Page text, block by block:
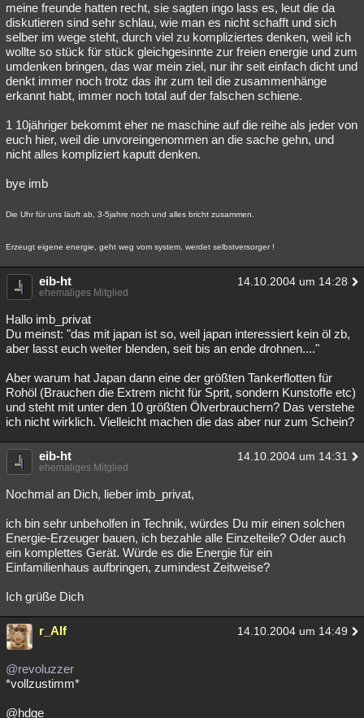
meine freunde hatten recht, sie sagten ingo lass es, leut die da
diskutieren sind sehr schlau, wie man es nicht schafft und sich
selber im wege steht, durch viel zu kompliziertes denken, weil ich
wollte so stück für stück gleichgesinnte zur freien energie und zum
umdenken bringen, das war mein ziel, nur ihr seit einfach dicht und
denkt immer noch trotz das ihr zum teil die zusammenhänge
erkannt habt, immer noch total auf der falschen schiene.
1 10jähriger bekommt eher ne maschine auf die reihe als jeder von
euch hier, weil die unvoreingenommen an die sache gehn, und
nicht alles kompliziert kaputt denken.
bye imb
Die Uhr für uns läuft ab, 3-5jahre noch und alles bricht zusammen.
Erzeugt eigene energie, geht weg vom system, werdet selbstversorger !
eib-ht 14.10.2004 um 14:28
ehemaliges Mitglied
Hallo imb_privat
Du meinst: "das mit japan ist so, weil japan interessiert kein öl zb,
aber lasst euch weiter blenden, seit bis an ende drohnen...."
Aber warum hat Japan dann eine der größten Tankerflotten für
Rohöl (Brauchen die Extrem nicht für Sprit, sondern Kunstoffe etc)
und steht mit unter den 10 größten Ölverbrauchern? Das verstehe
ich nicht wirklich. Vielleicht machen die das aber nur zum Schein?
eib-ht 14.10.2004 um 14:31
ehemaliges Mitglied
Nochmal an Dich, lieber imb_privat,
ich bin sehr unbeholfen in Technik, würdes Du mir einen solchen
Energie-Erzeuger bauen, ich bezahle alle Einzelteile? Oder auch
ein komplettes Gerät. Würde es die Energie für ein
Einfamilienhaus aufbringen, zumindest Zeitweise?
Ich grüße Dich
r_Alf 14.10.2004 um 14:49
@revoluzzer
*vollzustimm*
@hdge